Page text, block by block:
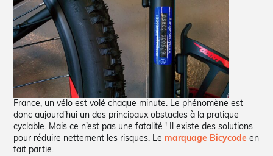
France, un vélo est volé chaque minute. Le phénomène est
donc aujourd’hui un des principaux obstacles à la pratique
cyclable. Mais ce n’est pas une fatalité ! Il existe des solutions
pour réduire nettement les risques. Le marquage Bicycode en
fait partie.